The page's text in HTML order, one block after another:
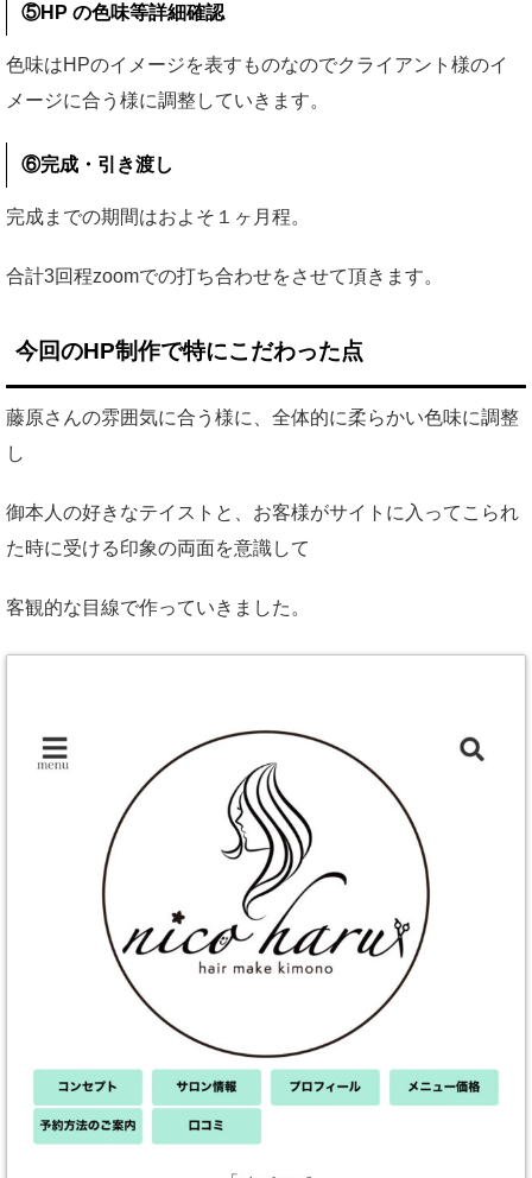
⑤HP の色味等詳細確認
色味はHPのイメージを表すものなのでクライアント様のイ
メージに合う様に調整していきます。
⑥完成・引き渡し
完成までの期間はおよそ１ヶ月程。
合計3回程zoomでの打ち合わせをさせて頂きます。
今回のHP制作で特にこだわった点
藤原さんの雰囲気に合う様に、全体的に柔らかい色味に調整
し
御本人の好きなテイストと、お客様がサイトに入ってこられ
た時に受ける印象の両面を意識して
客観的な目線で作っていきました。